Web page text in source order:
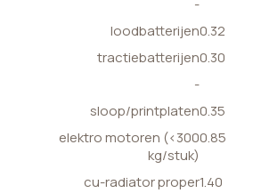
-
loodbatterijen0.32
tractiebatterijen0.30
-
sloop/printplaten0.35
elektro motoren (<300
kg/stuk)
0.85
cu-radiator proper1.40